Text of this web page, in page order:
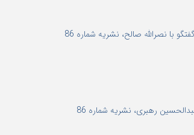
با نصرالله صالح، نشریه شماره 86
رهبری، نشریه شماره 86